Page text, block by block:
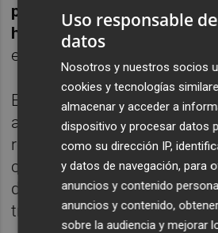
preservar este elemento
histórico
, al considerar
ejecutar las obras sin
El procedimiento
además por la vía de
recogida en la legislación
carreteras que permite
de los terrenos una vez
trámites administrativos.
Uso responsable
datos
Nosotros y nuestros socios
cookies y tecnologías
almacenar y acceder a
dispositivo y procesar datos
como su dirección IP,
y datos de navegación, para
anuncios y contenido
anuncios y contenido,
sobre la audiencia y mejorar